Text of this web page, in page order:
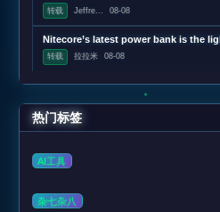
转载 Jeffre... 08-08
Nitecore’s latest power bank is the
转载 拉拉米 08-08
热门标签
AI工具
杂七杂八